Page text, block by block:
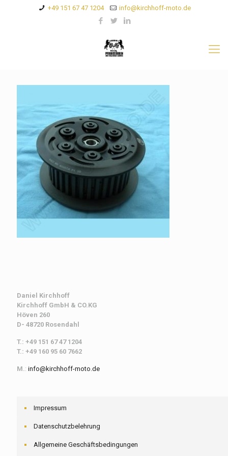
+49 151 67 47 1204 info@kirchhoff-moto.de
Daniel Kirchhoff
Kirchhoff GmbH & CO.KG
Höven 260
D- 48720 Rosendahl
T.: +49 151 67 47 1204
T.: +49 160 95 60 7662
M.: info@kirchhoff-moto.de
Impressum
Datenschutzbelehrung
Allgemeine Geschäftsbedingungen